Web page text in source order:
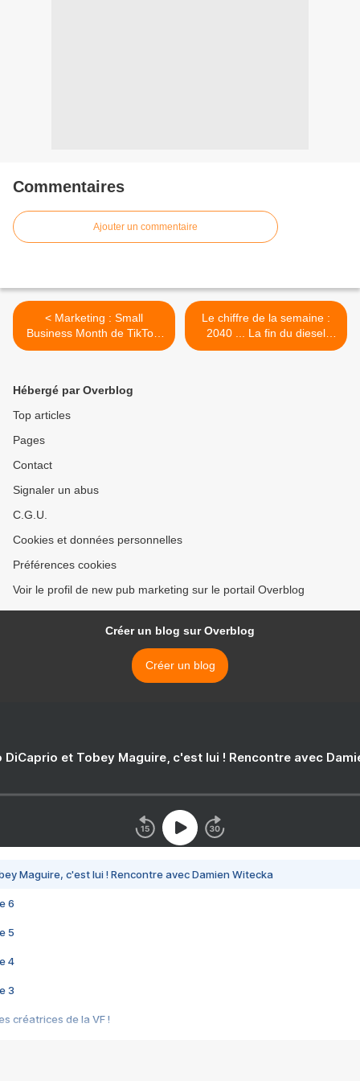
Commentaires
Ajouter un commentaire
< Marketing : Small
Business Month de TikTok,
le guide pour les PME
Le chiffre de la semaine :
2040 ... La fin du diesel
pour les poids lourds >
Hébergé par Overblog
Top articles
Pages
Contact
Signaler un abus
C.G.U.
Cookies et données personnelles
Préférences cookies
Voir le profil de new pub marketing sur le portail Overblog
Créer un blog sur Overblog
Créer un blog
DiCaprio et Tobey Maguire, c'est lui ! Rencontre avec
Maguire, c'est lui ! Rencontre avec Damien Witecka
6
5
4
3
créatrices de la VF !